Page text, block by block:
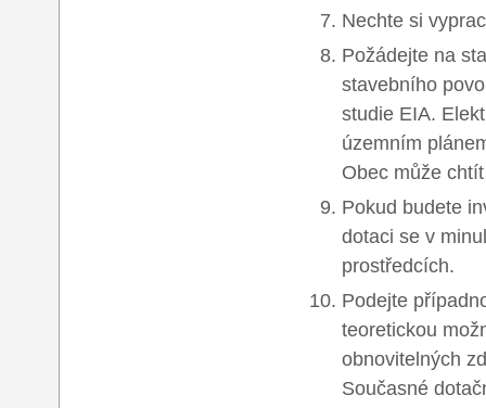
Nechte si
Požádejte na
stavebního
studie EIA.
územním
Obec může
Pokud budete
dotaci se v
prostředcích.
Podejte
teoretickou
obnovitelných
Současné